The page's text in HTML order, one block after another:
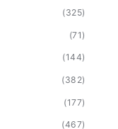
(325)
(71)
(144)
(382)
(177)
(467)